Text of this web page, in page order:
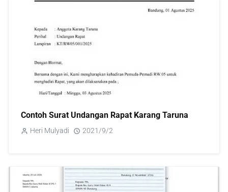
Contoh Surat Undangan Rapat Karang Taruna
Heri Mulyadi 2021/9/2